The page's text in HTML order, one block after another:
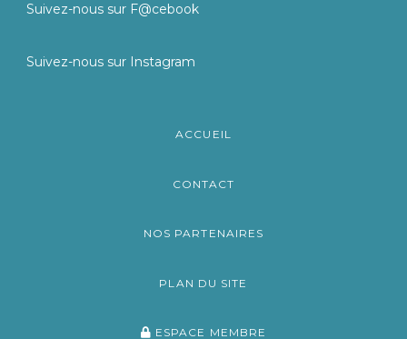
Suivez-nous sur F@cebook
Suivez-nous sur Instagram
ACCUEIL
CONTACT
NOS PARTENAIRES
PLAN DU SITE
ESPACE MEMBRE